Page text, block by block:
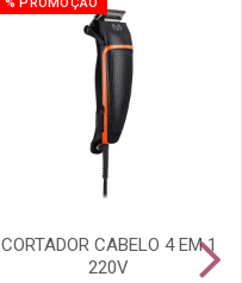
% PROMOÇÃO
CORTADOR CABELO 4 EM 1
220V